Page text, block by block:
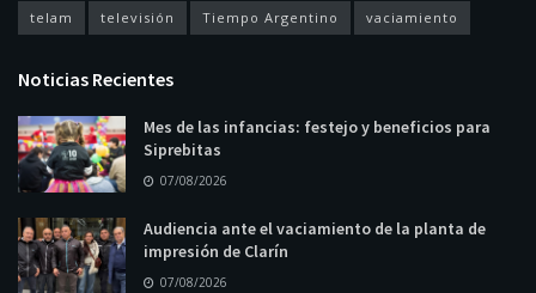
telam televisión Tiempo Argentino vaciamiento
Noticias Recientes
Mes de las infancias: festejo y beneficios para
Siprebitas
07/08/2026
Audiencia ante el vaciamiento de la planta de
impresión de Clarín
07/08/2026